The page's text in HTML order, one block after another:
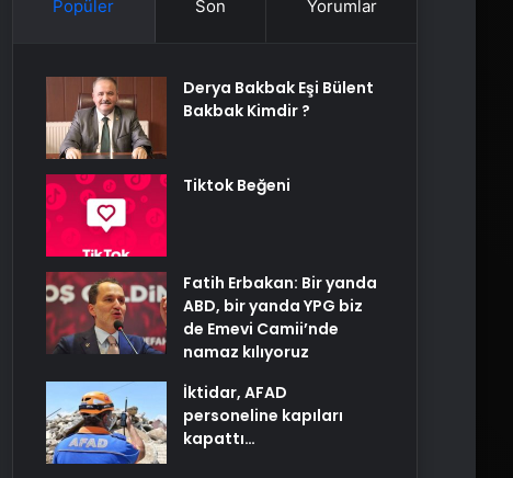
Popüler Son Yorumlar
Derya Bakbak Eşi Bülent
Bakbak Kimdir ?
Tiktok Beğeni
Fatih Erbakan: Bir yanda
ABD, bir yanda YPG biz
de Emevi Camii’nde
namaz kılıyoruz
İktidar, AFAD
personeline kapıları
kapattı…